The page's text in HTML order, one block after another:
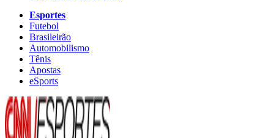
Esportes
Futebol
Brasileirão
Automobilismo
Tênis
Apostas
eSports